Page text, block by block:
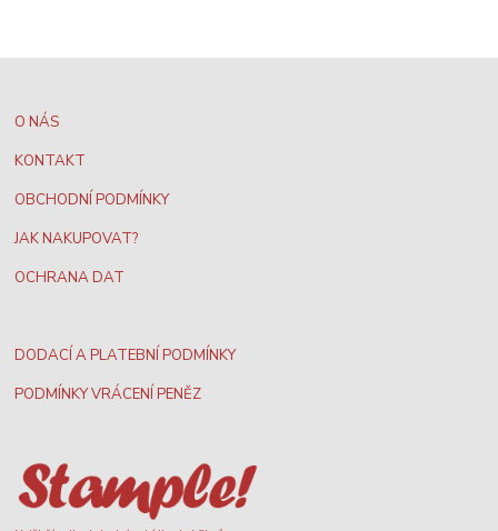
O NÁS
KONTAKT
OBCHODNÍ PODMÍNKY
JAK NAKUPOVAT?
OCHRANA DAT
DODACÍ A PLATEBNÍ PODMÍNKY
PODMÍNKY VRÁCENÍ PENĚZ